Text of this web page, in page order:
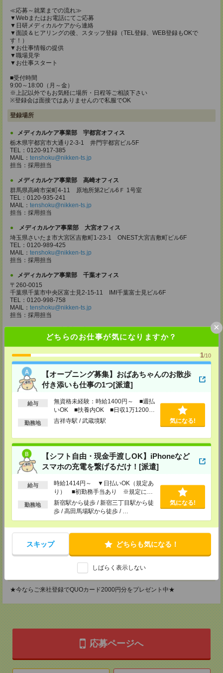
どちらのお仕事が気になりますか？
1/10
【オープニング募集】おばあちゃんのお散歩
付き添いも仕事の1つ[派遣]
給与
無資格未経験：時給1400円～ ■週払
いOK ■扶養内OK ■日収1万1200円
以上
勤務地 吉祥寺駅 / 武蔵境駅 気になる!
【シフト自由・現金手渡しOK】iPhoneなど
スマホの充電を繋げるだけ！[派遣]
給与
時給1414円～ ▼日払いOK（規定あ
り） ■初勤務手当あり ※規定によ
る
勤務地
新宿駅から徒歩 / 新宿三丁目駅から徒
歩 / 高田馬場駅から徒歩 / …
気になる!
スキップ どちらも気になる！
しばらく表示しない
×
≪応募～就業までの流れ≫
▼Webまたはお電話にてご応募
▼日研メディカルケアから連絡
▼面談＆ヒアリングの後、スタッフ登録（TEL登録、WEB登録もOKで
す！）
▼お仕事情報の提供
▼職場見学
▼お仕事スタート
■受付時間
9:00～18:00（月～金）
※上記以外でもお気軽に場所・日程等ご相談下さい
※登録会は面接ではありませんので私服でOK
登録場所
メディカルケア事業部 宇都宮オフィス
栃木県宇都宮市大通り2-3-1 井門宇都宮ビル5F
TEL：0120-917-385
MAIL： tenshoku@nikken-ts.jp
担当：採用担当
メディカルケア事業部 高崎オフィス
群馬県高崎市栄町4-11 原地所第2ビル6Ｆ 1号室
TEL：0120-935-241
MAIL： tenshoku@nikken-ts.jp
担当：採用担当
メディカルケア事業部 大宮オフィス
埼玉県さいたま市大宮区吉敷町1-23-1 ONEST大宮吉敷町ビル6F
TEL：0120-989-425
MAIL： tenshoku@nikken-ts.jp
担当：採用担当
メディカルケア事業部 千葉オフィス
〒260-0015
千葉県千葉市中央区富士見2-15-11 IMI千葉富士見ビル6F
TEL：0120-998-758
MAIL： tenshoku@nikken-ts.jp
担当：採用担当
千葉県柏市末広町5-19 第12関口ビル7F 705号室
TEL：0120-935-218
MAIL：tenshoku@nikken-ts.jp
担当：採用担当
メディカルケア事業部 新宿オフィス
東京都新宿区新宿2-3-10 新宿御苑ビル6階
MAIL：tenshoku@nikken-ts.jp
メディカルケア事業部 立川事業所
TEL：0120-934-200
MAIL：tenshoku@nikken-ts.jp
担当：採用担当
メディカルケア事業部 町田オフィス
東京都町田市森野1-7-23 大樹生命町田ビル6F
TEL：0120-453-285
担当：採用担当
メディカルケア事業部 横浜オフィス
神奈川県横浜市保土ケ谷区神戸町134 横浜ビジネスパークサウスタワー
TEL：0120-901-799
MAIL：
tenshoku@nikken-ts.jp
★今ならご来社登録でQUOカード2000円分をプレゼント中★
応募ページへ